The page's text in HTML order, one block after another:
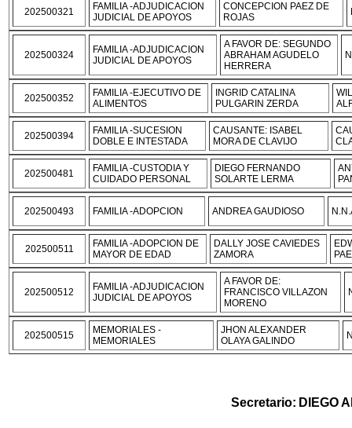
202500321
FAMILIA -ADJUDICACION
JUDICIAL DE APOYOS
CONCEPCION PAEZ DE
ROJAS
202500324
FAMILIA -ADJUDICACION
JUDICIAL DE APOYOS
A FAVOR DE: SEGUNDO
ABRAHAM AGUDELO
HERRERA
202500352
FAMILIA -EJECUTIVO DE
ALIMENTOS
INGRID CATALINA
PULGARIN ZERDA
202500394
FAMILIA -SUCESION
DOBLE E INTESTADA
CAUSANTE: ISABEL
MORA DE CLAVIJO
202500481
FAMILIA -CUSTODIA Y
CUIDADO PERSONAL
DIEGO FERNANDO
SOLARTE LERMA
202500493 FAMILIA -ADOPCION ANDREA GAUDIOSO
202500511
FAMILIA -ADOPCION DE
MAYOR DE EDAD
DALLY JOSE CAVIEDES
ZAMORA
202500512
FAMILIA -ADJUDICACION
JUDICIAL DE APOYOS
A FAVOR DE:
FRANCISCO VILLAZON
MORENO
202500515
MEMORIALES -
MEMORIALES
JHON ALEXANDER
OLAYA GALINDO
Secretario: DIEGO